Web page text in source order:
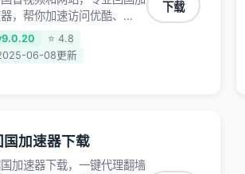
，帮你加速访问优酷、
、腾讯视频、爱奇艺等，
国服游戏，例如原神、阴阳
服务,回国加速器致力于帮
外华人和留学生、港澳台地
用户提供最好的回国游戏和音
⭐ 4.8
06-08更新
下载
国加速器下载
国加速器下载，一键代理翻墙